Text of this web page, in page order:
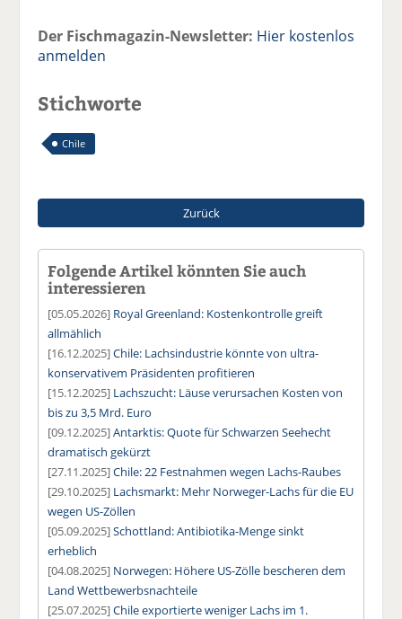
Der Fischmagazin-Newsletter: Hier kostenlos
anmelden
Stichworte
Chile
Zurück
Folgende Artikel könnten Sie auch
interessieren
[05.05.2026] Royal Greenland: Kostenkontrolle greift
allmählich
[16.12.2025]Chile: Lachsindustrie könnte von ultra-
konservativem Präsidenten profitieren
[15.12.2025] Lachszucht: Läuse verursachen Kosten von
bis zu 3,5 Mrd. Euro
[09.12.2025]Antarktis: Quote für Schwarzen Seehecht
dramatisch gekürzt
[27.11.2025]Chile: 22 Festnahmen wegen Lachs-Raubes
[29.10.2025] Lachsmarkt: Mehr Norweger-Lachs für die EU
wegen US-Zöllen
[05.09.2025]Schottland: Antibiotika-Menge sinkt
erheblich
[04.08.2025] Norwegen: Höhere US-Zölle bescheren dem
Land Wettbewerbsnachteile
[25.07.2025]Chile exportierte weniger Lachs im 1.